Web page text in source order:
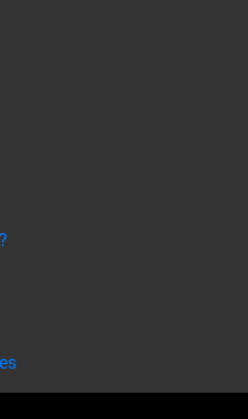
ventana)
en nueva ventana)
en nueva ventana)